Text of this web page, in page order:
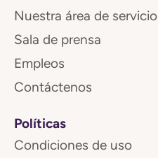
Nuestra área de servicio
Sala de prensa
Empleos
Contáctenos
Políticas
Condiciones de uso